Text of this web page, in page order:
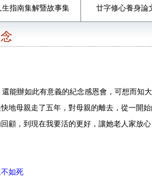
生指南集解暨故事集 廿字修心養身論
能辦如此有意義的紀念感恩會，可想而知
地母親走了五年，對母親的離去，從一開
顧，到現在我要活的更好，讓她老人家放
如死